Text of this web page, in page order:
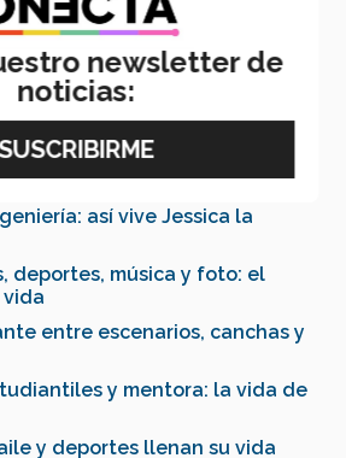
talentos"
su experiencia
"LiFE"
así vive Jessica la
deportes, música y foto: el
vida
entre escenarios, canchas y
y mentora: la vida de
y deportes llenan su vida
newsletter de
noticias: